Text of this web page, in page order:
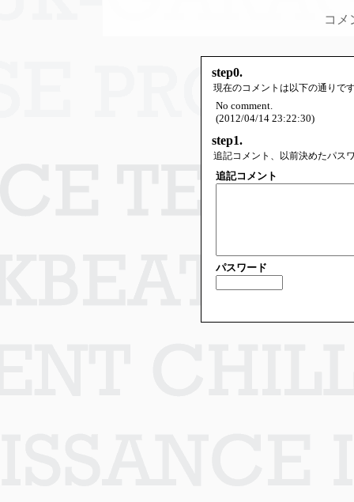
コメ
step0.
現在のコメントは以下の通りで
No comment.
(2012/04/14 23:22:30)
step1.
追記コメント、以前決めたパス
追記コメント
パスワード